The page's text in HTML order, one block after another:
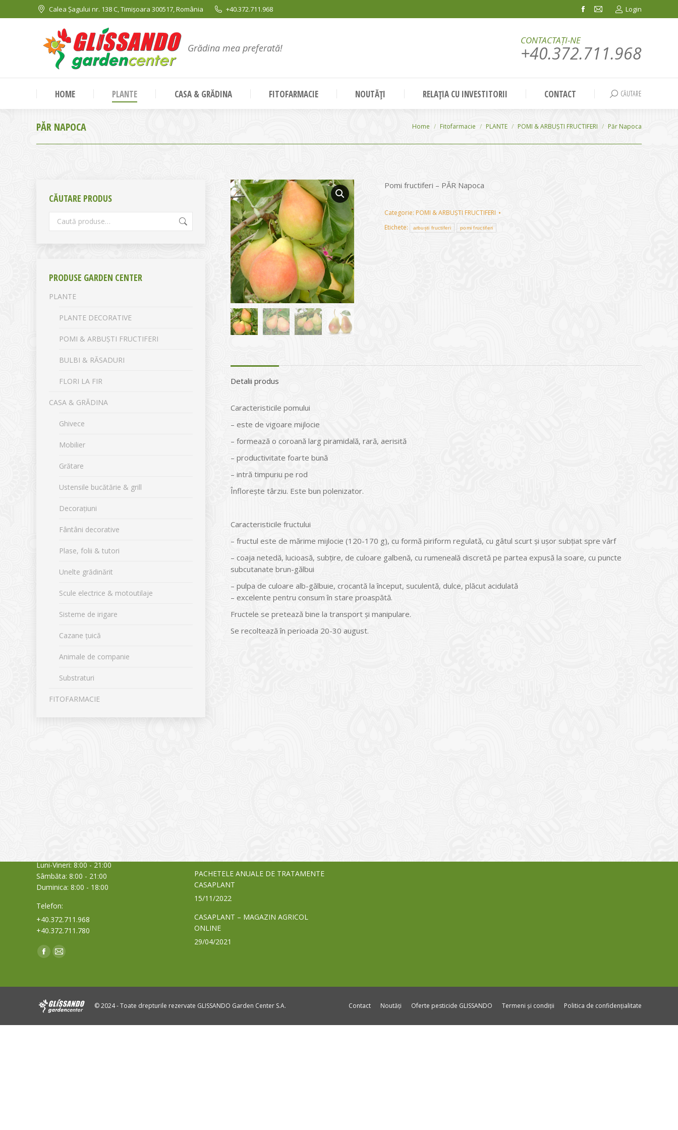
Calea Șagului nr. 138 C, Timișoara 300517, România +40.372.711.968
Facebook
in
window
Mail
in
window
Login
Grădina mea preferată!
CONTACTAȚI-NE
+40.372.711.968
HOME PLANTE CASA & GRĂDINA FITOFARMACIE NOUTĂȚI RELAȚIA CU INVESTITORII CONTACT Search:
CĂUTARE
PĂR NAPOCA You are here:
Home Fitofarmacie PLANTE POMI & ARBUȘTI FRUCTIFERI Păr Napoca
Pomi fructiferi – PĂR Napoca
Categorie: POMI & ARBUȘTI FRUCTIFERI
Etichete:
arbuști fructiferi pomi fructiferi
Detalii produs
Caracteristicile pomului
– este de vigoare mijlocie
– formează o coroană larg piramidală, rară, aerisită
– productivitate foarte bună
– intră timpuriu pe rod
Înfloreşte târziu. Este bun polenizator.
Caracteristicile fructului
– fructul este de mărime mijlocie (120-170 g), cu formă piriform regulată, cu gâtul scurt şi uşor subţiat spre vârf
– coaja netedă, lucioasă, subţire, de culoare galbenă, cu rumeneală discretă pe partea expusă la soare, cu puncte
subcutanate brun-gălbui
– pulpa de culoare alb-gălbuie, crocantă la început, suculentă, dulce, plăcut acidulată
– excelente pentru consum în stare proaspătă.
Fructele se pretează bine la transport şi manipulare.
Se recoltează în perioada 20-30 august.
CĂUTARE PRODUS
PRODUSE GARDEN CENTER
PLANTE
PLANTE DECORATIVE
POMI & ARBUȘTI FRUCTIFERI
BULBI & RĂSADURI
FLORI LA FIR
CASA & GRĂDINA
Ghivece
Mobilier
Grătare
Ustensile bucătărie & grill
Decorațiuni
Fântâni decorative
Plase, folii & tutori
Unelte grădinărit
Scule electrice & motoutilaje
Sisteme de irigare
Cazane țuică
Animale de companie
Substraturi
FITOFARMACIE
Luni-Vineri: 8:00 - 21:00
Sâmbăta: 8:00 - 21:00
Duminica: 8:00 - 18:00
Telefon:
+40.372.711.968
+40.372.711.780
Find us on:
Facebook
new
Mail
new
PACHETELE ANUALE DE TRATAMENTE
CASAPLANT
15/11/2022
CASAPLANT – MAGAZIN AGRICOL
ONLINE
29/04/2021
© 2024 - Toate drepturile rezervate GLISSANDO Garden Center S.A. Contact Noutăți Oferte pesticide GLISSANDO Termeni și condiții Politica de confidențialitate